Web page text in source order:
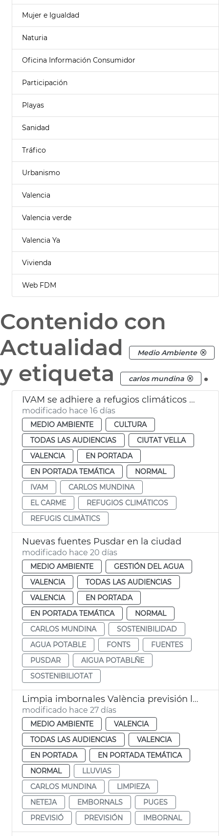
Mujer e Igualdad
Naturia
Oficina Información Consumidor
Participación
Playas
Sanidad
Tráfico
Urbanismo
Valencia
Valencia verde
Valencia Ya
Vivienda
Web FDM
Contenido con
Actualidad
Medio Ambiente
y etiqueta carlos mundina .
IVAM se adhiere a refugios climáticos València
modificado hace 16 días
MEDIO AMBIENTE
CULTURA
TODAS LAS AUDIENCIAS
CIUTAT VELLA
VALENCIA
EN PORTADA
EN PORTADA TEMÁTICA
NORMAL
IVAM
CARLOS MUNDINA
EL CARME
REFUGIOS CLIMÁTICOS
REFUGIS CLIMÀTICS
Nuevas fuentes Pusdar en la ciudad
modificado hace 20 días
MEDIO AMBIENTE
GESTIÓN DEL AGUA
VALENCIA
TODAS LAS AUDIENCIAS
VALENCIA
EN PORTADA
EN PORTADA TEMÁTICA
NORMAL
CARLOS MUNDINA
SOSTENIBILIDAD
AGUA POTABLE
FONTS
FUENTES
PUSDAR
AIGUA POTABLÑE
SOSTENIBILIOTAT
Limpia imbornales València previsión lluvias verano
modificado hace 27 días
MEDIO AMBIENTE
VALENCIA
TODAS LAS AUDIENCIAS
VALENCIA
EN PORTADA
EN PORTADA TEMÁTICA
NORMAL
LLUVIAS
CARLOS MUNDINA
LIMPIEZA
NETEJA
EMBORNALS
PUGES
PREVISIÓ
PREVISIÓN IMBORNAL